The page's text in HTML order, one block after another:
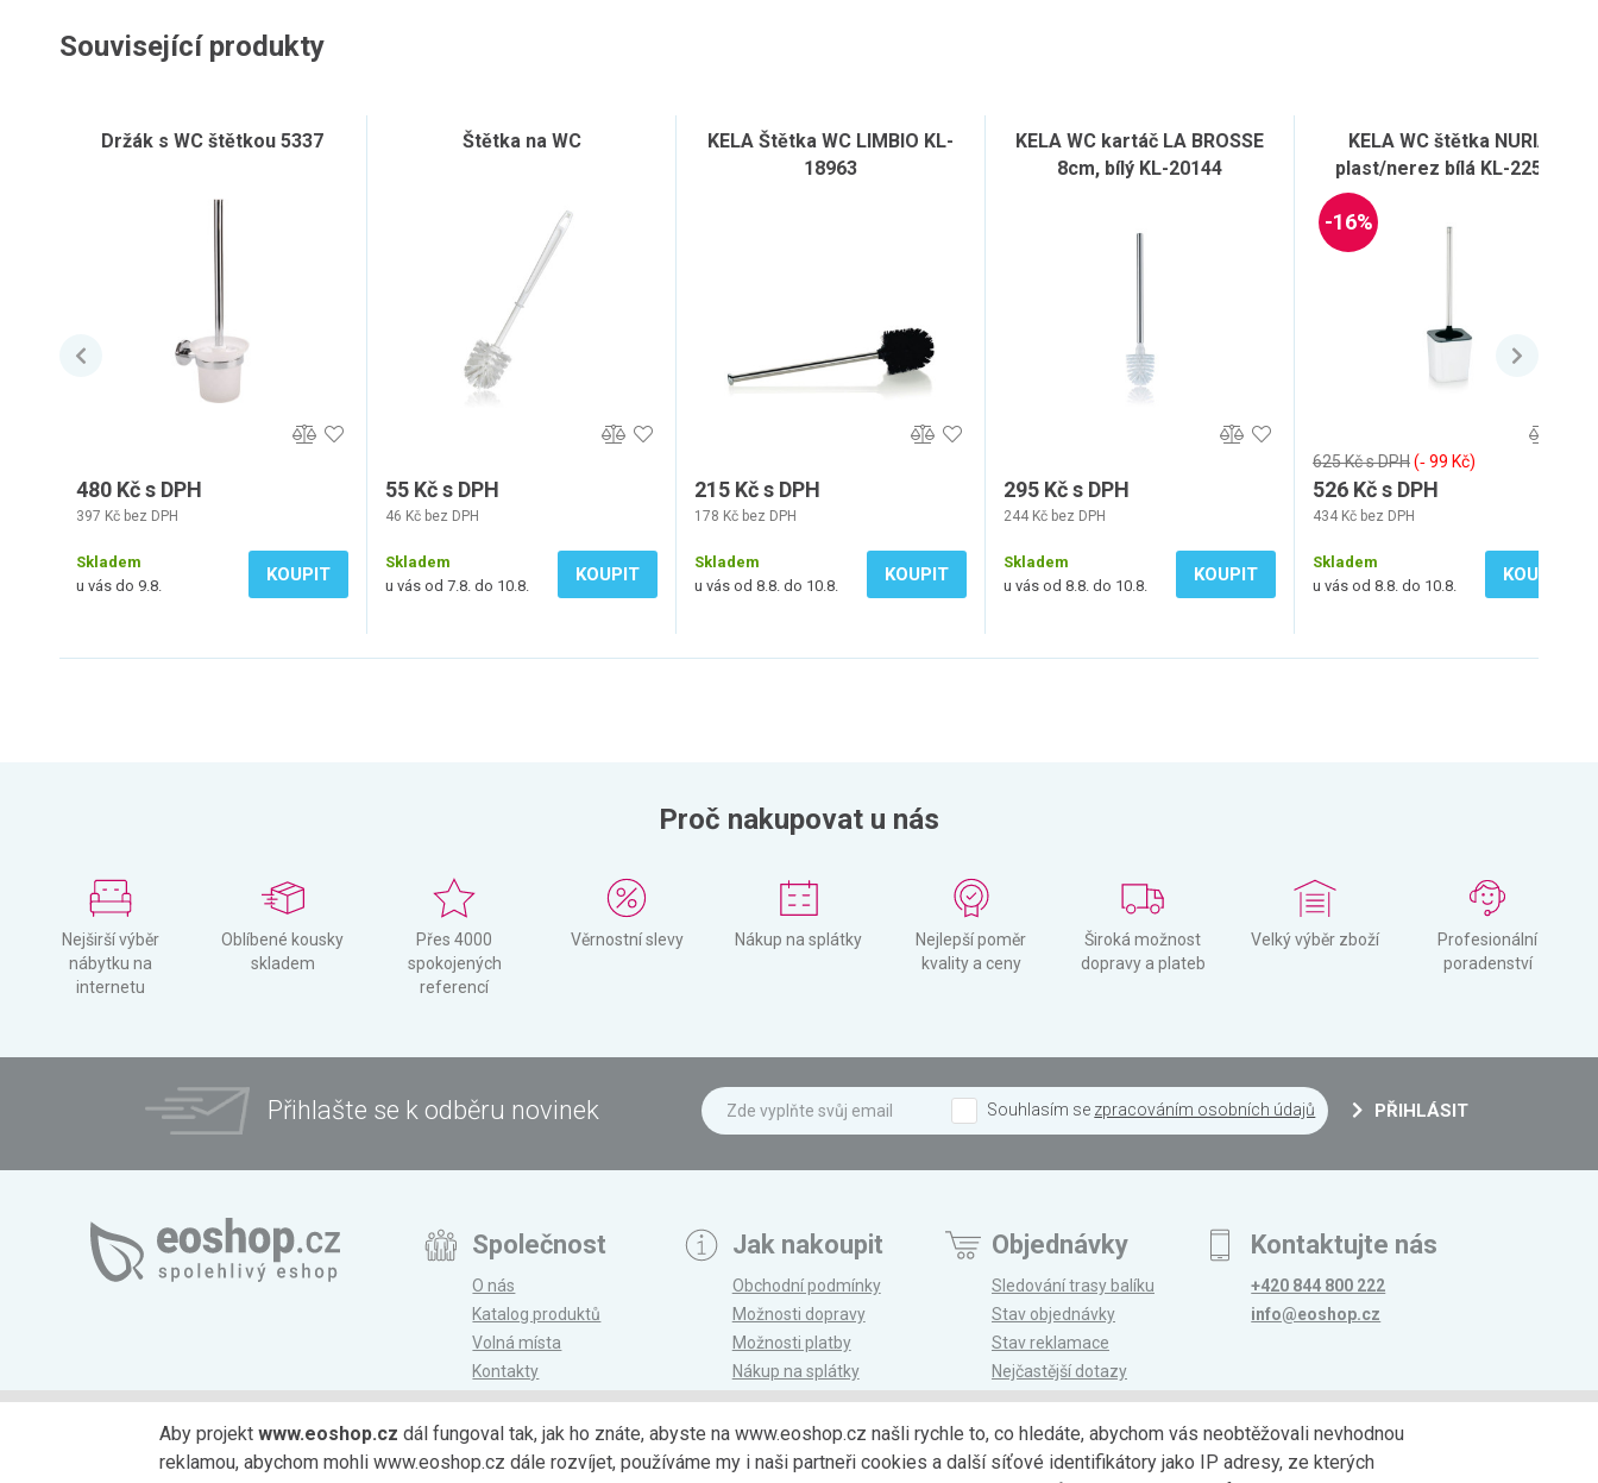
Související produkty
Držák s WC štětkou 5337
480 Kč s DPH
397 Kč bez DPH
Skladem
u vás do 9.8.
KOUPIT
Štětka na WC
55 Kč s DPH
46 Kč bez DPH
Skladem
u vás od 7.8. do 10.8.
KOUPIT
KELA Štětka WC LIMBIO KL-
18963
215 Kč s DPH
178 Kč bez DPH
Skladem
u vás od 8.8. do 10.8.
KOUPIT
KELA WC kartáč LA BROSSE
8cm, bílý KL-20144
295 Kč s DPH
244 Kč bez DPH
Skladem
u vás od 8.8. do 10.8.
KOUPIT
KELA WC štětka NURIA
plast/nerez bílá KL-22593
-16%
625 Kč s DPH(‐ 99 Kč)
526 Kč s DPH
434 Kč bez DPH
Skladem
u vás od 8.8. do 10.8.
KOUPIT
Proč nakupovat u nás
Nejširší výběr
nábytku na
internetu
Oblíbené kousky
skladem
Přes 4000
spokojených
referencí
Věrnostní slevy Nákup na splátky
Nejlepší poměr
kvality a ceny
Široká možnost
dopravy a plateb
Velký výběr zboží
Profesionální
poradenství
Přihlašte se k odběru novinek Souhlasím se zpracováním osobních údajů PŘIHLÁSIT
Společnost
O nás
Katalog produktů
Volná místa
Kontakty
Magazín
Jak nakoupit
Obchodní podmínky
Možnosti dopravy
Možnosti platby
Nákup na splátky
Reklamace a vrácení
Objednávky
Sledování trasy balíku
Stav objednávky
Stav reklamace
Nejčastější dotazy
Kontaktujte nás
+420 844 800 222
info@eoshop.cz
Aby projektwww.eoshop.cz dál fungoval tak, jak ho znáte, abyste na www.eoshop.cz našli rychle to, co hledáte, abychom vás neobtěžovali nevhodnou
reklamou, abychom mohli www.eoshop.cz dále rozvíjet, používáme my i naši partneři cookies a další síťové identifikátory jako IP adresy, ze kterých